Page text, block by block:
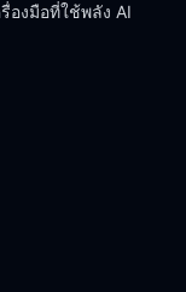
องมือที่ใช้พลัง AI